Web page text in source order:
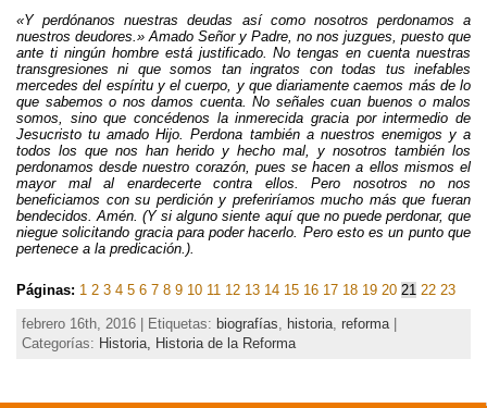
«Y perdónanos nuestras deudas así como nosotros perdonamos a
nuestros deudores.» Amado Señor y Padre, no nos juzgues, puesto que
ante ti ningún hombre está justificado. No tengas en cuenta nuestras
transgresiones ni que somos tan ingratos con todas tus inefables
mercedes del espíritu y el cuerpo, y que diariamente caemos más de lo
que sabemos o nos damos cuenta. No señales cuan buenos o malos
somos, sino que concédenos la inmerecida gracia por intermedio de
Jesucristo tu amado Hijo. Perdona también a nuestros enemigos y a
todos los que nos han herido y hecho mal, y nosotros también los
perdonamos desde nuestro corazón, pues se hacen a ellos mismos el
mayor mal al enardecerte contra ellos. Pero nosotros no nos
beneficiamos con su perdición y preferiríamos mucho más que fueran
bendecidos. Amén. (Y si alguno siente aquí que no puede perdonar, que
niegue solicitando gracia para poder hacerlo. Pero esto es un punto que
pertenece a la predicación.).
Páginas: 1 2 3 4 5 6 7 8 9 10 11 12 13 14 15 16 17 18 19 20 21 22 23
febrero 16th, 2016 | Etiquetas: biografías historia reforma
Categorías: Historia, Historia de la Reforma